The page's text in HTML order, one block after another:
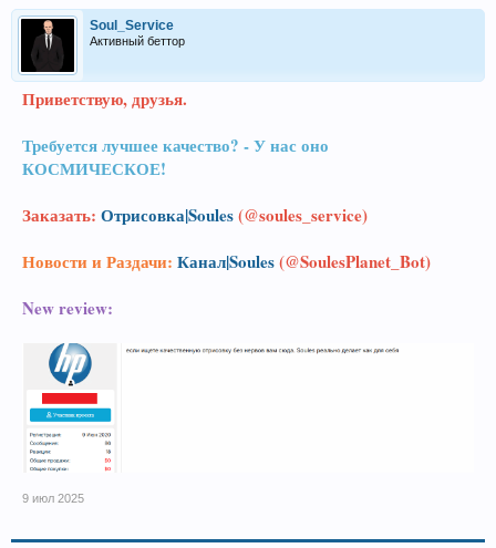
Soul_Service
Активный беттор
Приветствую, друзья.
Требуется лучшее качество? - У нас оно
КОСМИЧЕСКОЕ!
Заказать: Отрисовка|Soules(@soules_service)
Новости и Раздачи: Канал|Soules(@SoulesPlanet_Bot)
New review:
9 июл 2025